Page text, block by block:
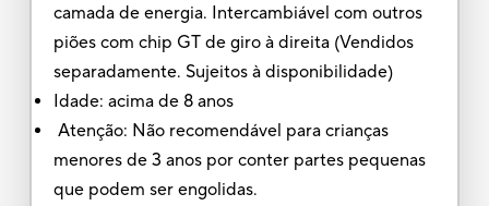
camada de energia. Intercambiável com outros
piões com chip GT de giro à direita (Vendidos
separadamente. Sujeitos à disponibilidade)
Idade: acima de 8 anos
Atenção: Não recomendável para crianças
menores de 3 anos por conter partes pequenas
que podem ser engolidas.